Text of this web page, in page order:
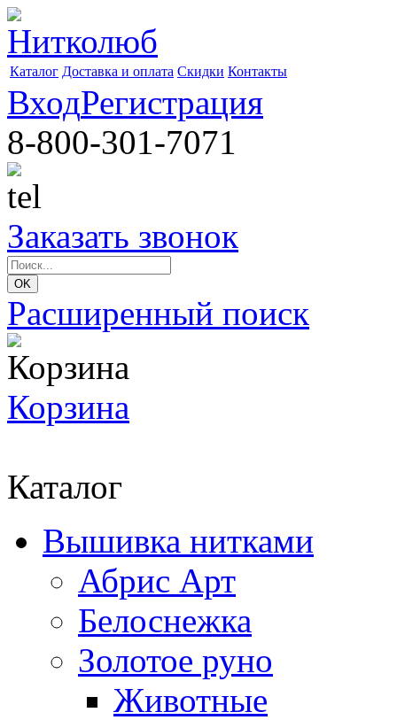
Каталог Доставка и оплата Скидки Контакты
ВходРегистрация
8-800-301-7071
Заказать звонок
Расширенный поиск
Корзина
Каталог
Вышивка нитками
Абрис Арт
Белоснежка
Золотое руно
Животные